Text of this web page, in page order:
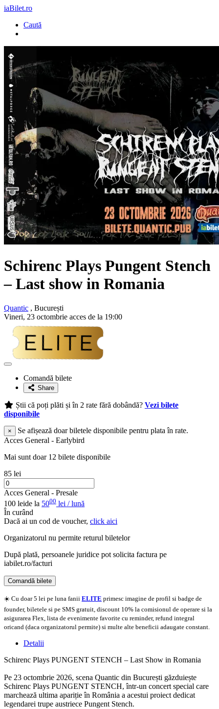
iaBilet.ro
Caută
Schirenc Plays Pungent Stench
– Last show in Romania
Quantic , București
Vineri, 23 octombrie acces de la 19:00
Adaugă
favoriteComandă bilete
Share
Știi că poți plăti și în 2 rate fără dobândă? Vezi bilete
disponibile
×
Se afișează doar biletele disponibile pentru plata în rate.
Acces General - Earlybird
Mai sunt doar 12 bilete disponibile
85 lei
Acces General - Presale
100 leide la 5000 lei / lună
În curând
Dacă ai un cod de voucher, click aici
Organizatorul nu permite returul biletelor
După plată, persoanele juridice pot solicita factura pe
iabilet.ro/facturi
Comandă bilete
☀️ Cu doar 5 lei pe luna fanii ELITE primesc imagine de profil si badge de
founder, biletele si pe SMS gratuit, discount 10% la comisionul de operare si la
asigurarea Flex, lista de evenimente favorite cu reminder, refund integral
oricand (daca organizatorul permite) si multe alte beneficii adaugate constant.
Detalii
Schirenc Plays PUNGENT STENCH – Last Show in Romania
Pe 23 octombrie 2026, scena Quantic din București găzduiește
Schirenc Plays PUNGENT STENCH, într-un concert special care
marchează ultima apariție în România a acestui proiect dedicat
legendarei trupe austriece Pungent Stench.